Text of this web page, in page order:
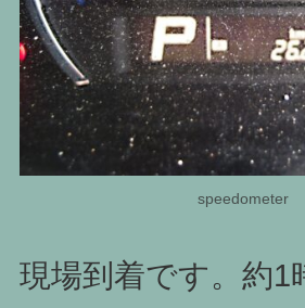
speedometer
現場到着です。約1